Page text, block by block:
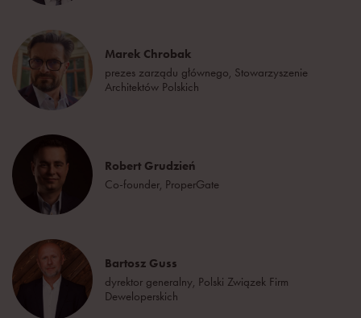
Marek Chrobak
prezes zarządu głównego, Stowarzyszenie
Architektów Polskich
Robert Grudzień
Co-founder, ProperGate
Bartosz Guss
dyrektor generalny, Polski Związek Firm
Deweloperskich